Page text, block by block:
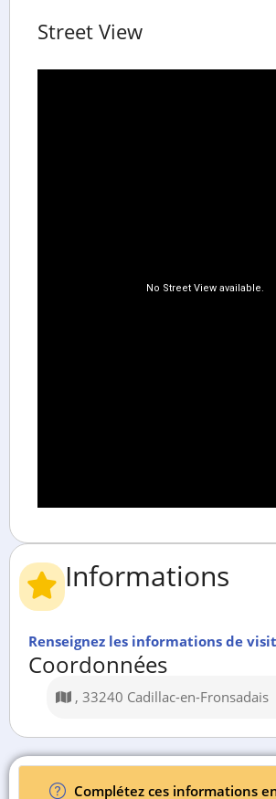
Informations
Renseignez les informations de
Coordonnées
, 33240 Cadillac-en-Fronsadais
Street View
Complétez ces informations